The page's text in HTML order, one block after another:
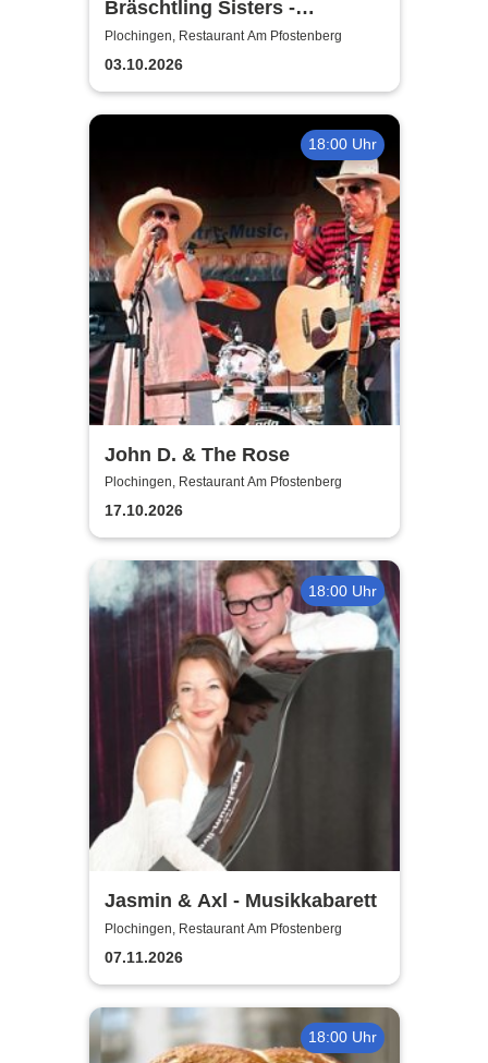
Bräschtling Sisters -
Kamasutrai on Muggafugg
Plochingen, Restaurant Am Pfostenberg
03.10.2026
18:00 Uhr
John D. & The Rose
Plochingen, Restaurant Am Pfostenberg
17.10.2026
18:00 Uhr
Jasmin & Axl - Musikkabarett
Plochingen, Restaurant Am Pfostenberg
07.11.2026
18:00 Uhr